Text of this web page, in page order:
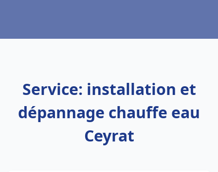
Service: installation et
dépannage chauffe eau
Ceyrat